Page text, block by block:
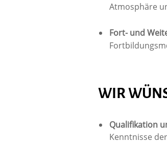
Atmosphäre
Fort- und
WIR
Qualifikation
Kenntnisse